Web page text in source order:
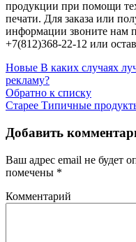
продукции при помощи
печати. Для заказа или
информации звоните нам
+7(812)368-22-12 или
Новые В каких случаях
рекламу?
Обратно к списку
Старее Типичные
Добавить
Ваш адрес email не будет
помечены *
Комментарий